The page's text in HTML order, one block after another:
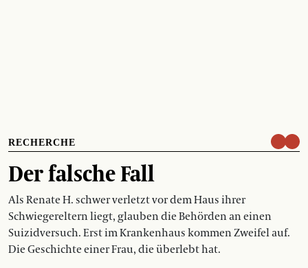
RECHERCHE
Der falsche Fall
Als Renate H. schwer verletzt vor dem Haus ihrer
Schwiegereltern liegt, glauben die Behörden an einen
Suizidversuch. Erst im Krankenhaus kommen Zweifel auf.
Die Geschichte einer Frau, die überlebt hat.